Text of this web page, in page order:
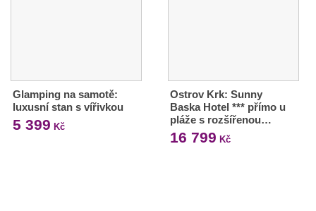
Glamping na samotě:
luxusní stan s vířivkou
5 399 Kč
Ostrov Krk: Sunny
Baska Hotel *** přímo u
pláže s rozšířenou…
16 799 Kč